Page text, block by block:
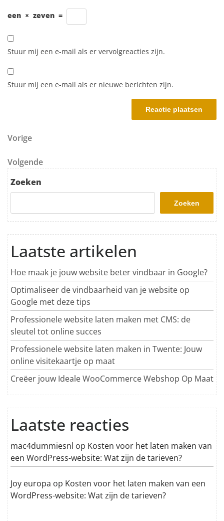
een × zeven =
Stuur mij een e-mail als er vervolgreacties zijn.
Stuur mij een e-mail als er nieuwe berichten zijn.
Berichtnavigatie
Vorig bericht
Vorige
Volgend bericht
Volgende
Zoeken
Zoeken
Laatste artikelen
Hoe maak je jouw website beter vindbaar in Google?
Optimaliseer de vindbaarheid van je website op
Google met deze tips
Professionele website laten maken met CMS: de
sleutel tot online succes
Professionele website laten maken in Twente: Jouw
online visitekaartje op maat
Creëer jouw Ideale WooCommerce Webshop Op Maat
Laatste reacties
mac4dummiesnl op Kosten voor het laten maken van
een WordPress-website: Wat zijn de tarieven?
Joy europa op Kosten voor het laten maken van een
WordPress-website: Wat zijn de tarieven?